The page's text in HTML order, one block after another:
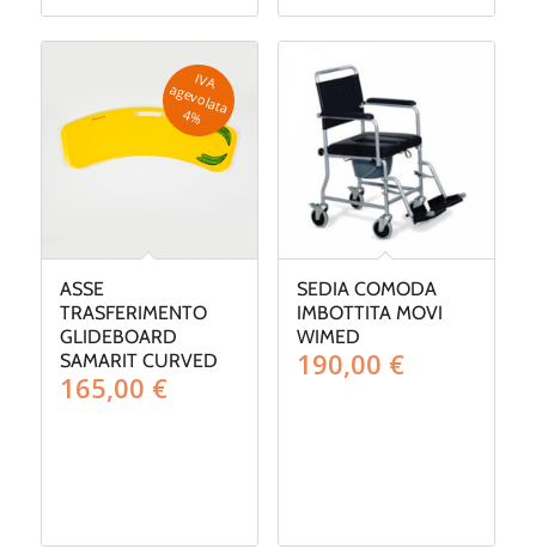
ASSE
TRASFERIMENTO
GLIDEBOARD
SAMARIT CURVED
165,00 €
IV
A
a
g
e
v
o
la
ta
4
%
SEDIA COMODA
IMBOTTITA MOVI
WIMED
190,00 €